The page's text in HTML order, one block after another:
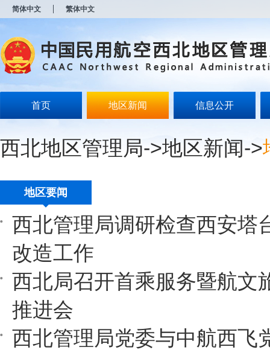
简体中文 繁体中文
首页 地区新闻 信息公开
西北地区管理局->地区新闻->
地区要闻
西北管理局调研检查西安塔
改造工作
西北局召开首乘服务暨航文
推进会
西北管理局党委与中航西飞
开
无
障
说
Alt
加
导